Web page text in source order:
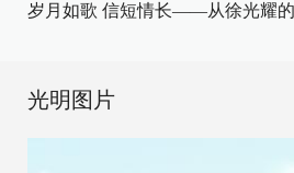
岁月如歌 信短情长——从徐光耀
光明图片